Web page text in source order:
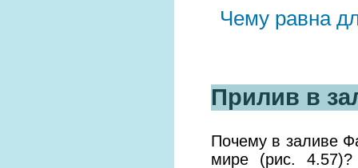
Чему равна
Прилив в
Почему в заливе
мире (рис.